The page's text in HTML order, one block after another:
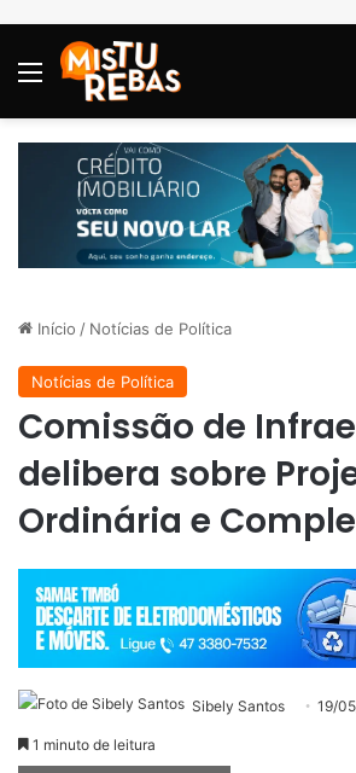
Menu
Início / Notícias de Política
Notícias de Política
Comissão de
delibera sobre
Ordinária e
Sibely Santos 19/
1 minuto de leitura